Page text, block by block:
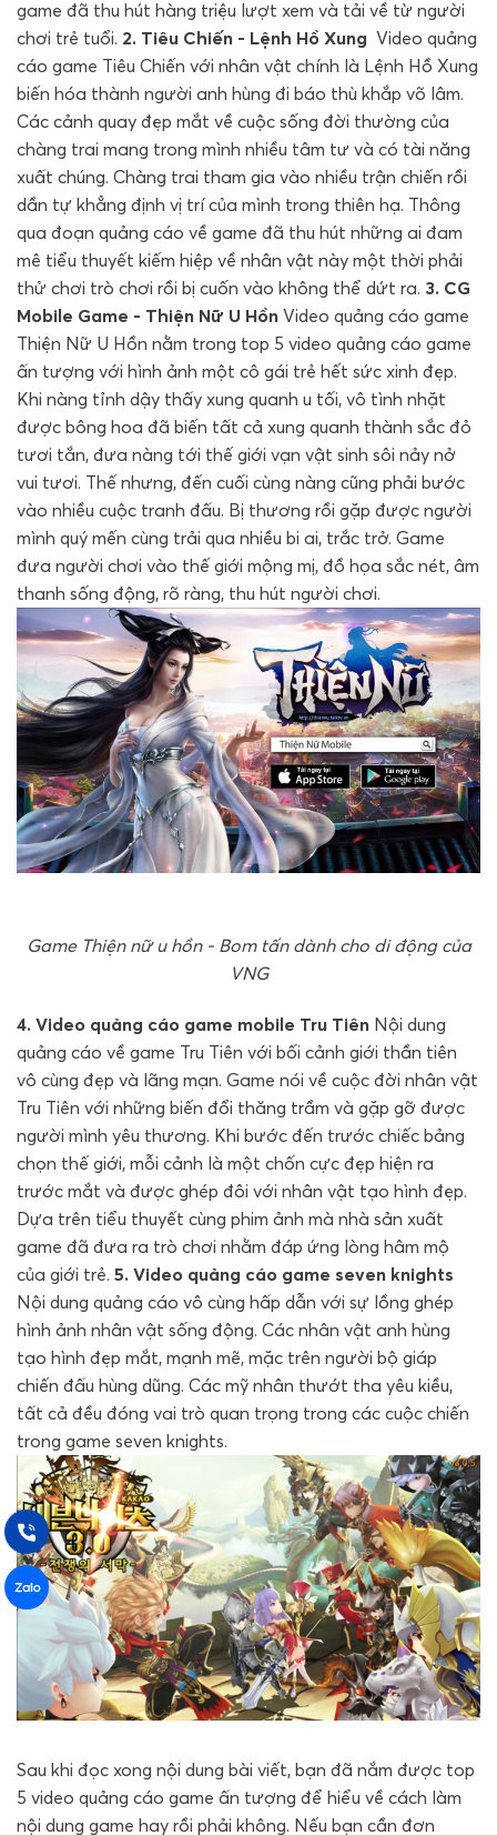
game đã thu hút hàng triệu lượt xem và tải về từ người
chơi trẻ tuổi. 2. Tiêu Chiến - Lệnh Hồ Xung Video quảng
cáo game Tiêu Chiến với nhân vật chính là Lệnh Hồ Xung
biến hóa thành người anh hùng đi báo thù khắp võ lâm.
Các cảnh quay đẹp mắt về cuộc sống đời thường của
chàng trai mang trong mình nhiều tâm tư và có tài năng
xuất chúng. Chàng trai tham gia vào nhiều trận chiến rồi
dần tự khẳng định vị trí của mình trong thiên hạ. Thông
qua đoạn quảng cáo về game đã thu hút những ai đam
mê tiểu thuyết kiếm hiệp về nhân vật này một thời phải
thử chơi trò chơi rồi bị cuốn vào không thể dứt ra. 3. CG
Mobile Game - Thiện Nữ U Hồn Video quảng cáo game
Thiện Nữ U Hồn nằm trong top 5 video quảng cáo game
ấn tượng với hình ảnh một cô gái trẻ hết sức xinh đẹp.
Khi nàng tỉnh dậy thấy xung quanh u tối, vô tình nhặt
được bông hoa đã biến tất cả xung quanh thành sắc đỏ
tươi tắn, đưa nàng tới thế giới vạn vật sinh sôi nảy nở
vui tươi. Thế nhưng, đến cuối cùng nàng cũng phải bước
vào nhiều cuộc tranh đấu. Bị thương rồi gặp được người
mình quý mến cùng trải qua nhiều bi ai, trắc trở. Game
đưa người chơi vào thế giới mộng mị, đồ họa sắc nét, âm
thanh sống động, rõ ràng, thu hút người chơi.
Game Thiện nữ u hồn - Bom tấn dành cho di động của
VNG
4. Video quảng cáo game mobile Tru Tiên Nội dung
quảng cáo về game Tru Tiên với bối cảnh giới thần tiên
vô cùng đẹp và lãng mạn. Game nói về cuộc đời nhân vật
Tru Tiên với những biến đổi thăng trầm và gặp gỡ được
người mình yêu thương. Khi bước đến trước chiếc bảng
chọn thế giới, mỗi cảnh là một chốn cực đẹp hiện ra
trước mắt và được ghép đôi với nhân vật tạo hình đẹp.
Dựa trên tiểu thuyết cùng phim ảnh mà nhà sản xuất
game đã đưa ra trò chơi nhằm đáp ứng lòng hâm mộ
của giới trẻ. 5. Video quảng cáo game seven knights
Nội dung quảng cáo vô cùng hấp dẫn với sự lồng ghép
hình ảnh nhân vật sống động. Các nhân vật anh hùng
tạo hình đẹp mắt, mạnh mẽ, mặc trên người bộ giáp
chiến đấu hùng dũng. Các mỹ nhân thướt tha yêu kiều,
tất cả đều đóng vai trò quan trọng trong các cuộc chiến
trong game seven knights.
Sau khi đọc xong nội dung bài viết, bạn đã nắm được top
5 video quảng cáo game ấn tượng để hiểu về cách làm
nội dung game hay rồi phải không. Nếu bạn cần đơn